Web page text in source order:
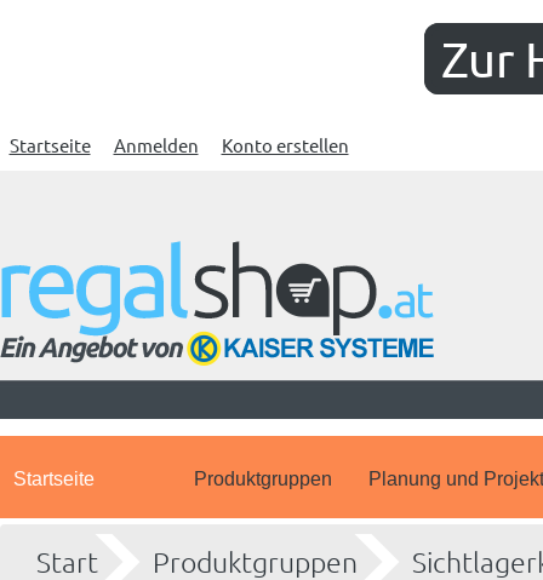
Zur
Startseite Anmelden Konto erstellen
Startseite Produktgruppen Planung und
Start Produktgruppen